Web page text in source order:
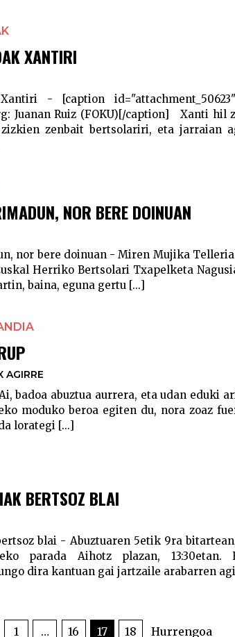
XANTIRI
- [caption
Juanan Ruiz (FOKU)[/caption] Xanti hil
zenbait bertsolariri, eta jarraian
NOR BERE DOINUAN
nor bere doinuan - Miren Mujika
Herriko Bertsolari Txapelketa
baina, eguna gertu [...]
AGIRRE
badoa abuztua aurrera, eta udan eduki
moduko beroa egiten du, nora zoaz
lorategi [...]
BERTSOZ BLAI
blai - Abuztuaren 5etik 9ra
parada Aihotz plazan,
dira kantuan gai jartzaile arabarren
1 … 16 17 18 Hurrengoa